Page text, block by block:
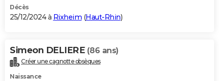
Décès
25/12/2024 à Rixheim (Haut-Rhin)
Simeon DELIERE (86 ans)
Créer une cagnotte obsèques
Naissance